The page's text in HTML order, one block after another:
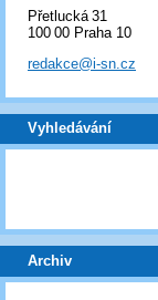
Přetlucká 31
100 00 Praha 10
redakce@i-sn.cz
Vyhledávání
Archiv